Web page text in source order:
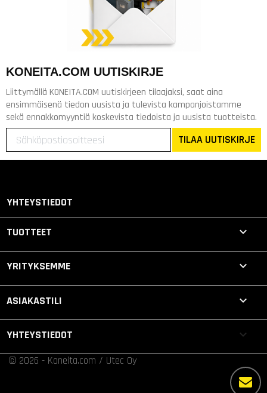
KONEITA.COM UUTISKIRJE
Liittymällä KONEITA.COM uutiskirjeen tilaajaksi, saat aina
ensimmäisenä tiedon uusista ja tulevista kampanjoistamme
sekä ennakkomyyntiä koskevista tiedoista ja uusista tuotteista.
TILAA UUTISKIRJE
YHTEYSTIEDOT
TUOTTEET 
YRITYKSEMME 
ASIAKASTILI 
YHTEYSTIEDOT keyboard_arrow_down
© 2026 - Koneita.com / Utec Oy